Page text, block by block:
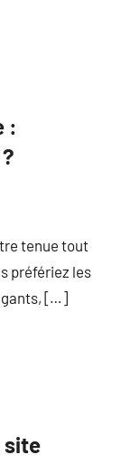
:
tenue tout
préfériez les
[…]
site